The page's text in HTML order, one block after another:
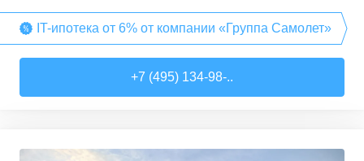
IT-ипотека от 6% от компании «Группа Самолет»
+7 (495) 134-98-..